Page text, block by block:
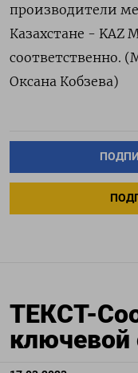
производители
Казахстане - KAZ
соответственно.
Оксана Кобзева)
ТЕКСТ-
ключевой